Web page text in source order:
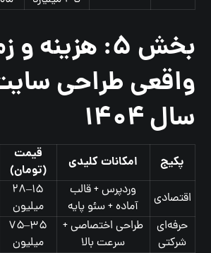
بخش ۵: هزینه
واقعی طراحی
سال ۱۴۰۴
پکیج امکانات کلیدی
قیمت
(تومان)
اقتصادی
وردپرس + قالب
آماده + سئو پایه
۱۵–۲۸
میلیون
حرفه‌ای
شرکتی
طراحی اختصاصی +
سرعت بالا
۳۵–۷۵
میلیون